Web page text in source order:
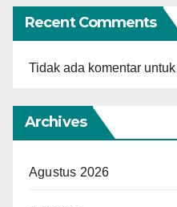
Recent Comments
Tidak ada komentar
Archives
Agustus 2026